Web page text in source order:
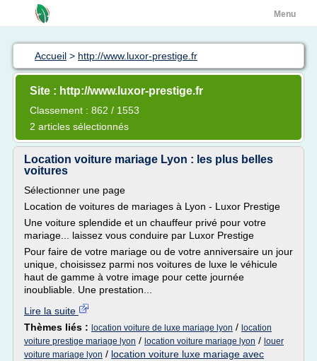
Menu
Accueil > http://www.luxor-prestige.fr
Site : http://www.luxor-prestige.fr
Classement : 862 / 1553
2 articles sélectionnés
Location voiture mariage Lyon : les plus belles
voitures
Sélectionner une page
Location de voitures de mariages à Lyon - Luxor Prestige
Une voiture splendide et un chauffeur privé pour votre
mariage... laissez vous conduire par Luxor Prestige
Pour faire de votre mariage ou de votre anniversaire un jour
unique, choisissez parmi nos voitures de luxe le véhicule
haut de gamme à votre image pour cette journée
inoubliable. Une prestation...
Lire la suite
Thèmes liés : location voiture de luxe mariage lyon / location
voiture prestige mariage lyon / location voiture mariage lyon / louer
voiture mariage lyon / location voiture luxe mariage avec